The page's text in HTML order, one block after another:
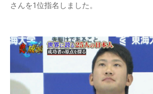
さんを1位指名しました。